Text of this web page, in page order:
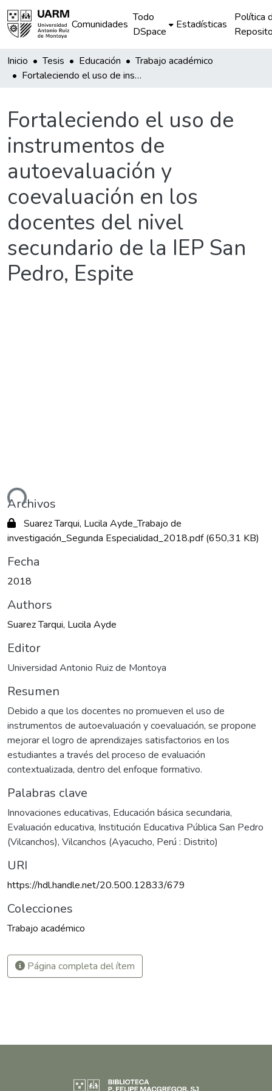
Comunidades
Todo
DSpace
Estadísticas
Política
Inicio Tesis Educación
Trabajo académico
Fortaleciendo el uso de instrumentos de autoevaluación y coevaluación en los docentes del nivel secundario de la IEP San Pedro, Espite
Fortaleciendo el uso de
instrumentos de
autoevaluación y
coevaluación en los
docentes del nivel
secundario de la IEP San
Pedro, Espite
Archivos
Suarez Tarqui, Lucila Ayde_Trabajo de
investigación_Segunda Especialidad_2018.pdf(650,31 KB)
Fecha
2018
Authors
Suarez Tarqui, Lucila Ayde
Editor
Universidad Antonio Ruiz de Montoya
Resumen
Debido a que los docentes no promueven el uso de
instrumentos de autoevaluación y coevaluación, se propone
mejorar el logro de aprendizajes satisfactorios en los
estudiantes a través del proceso de evaluación
contextualizada, dentro del enfoque formativo.
Palabras clave
Innovaciones educativas, Educación básica secundaria,
Evaluación educativa, Institución Educativa Pública San Pedro
(Vilcanchos), Vilcanchos (Ayacucho, Perú : Distrito)
URI
https://hdl.handle.net/20.500.12833/679
Colecciones
Trabajo académico
Página completa del ítem